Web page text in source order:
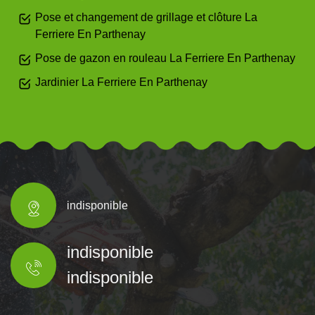
Pose et changement de grillage et clôture La
Ferriere En Parthenay
Pose de gazon en rouleau La Ferriere En Parthenay
Jardinier La Ferriere En Parthenay
indisponible
indisponible
indisponible